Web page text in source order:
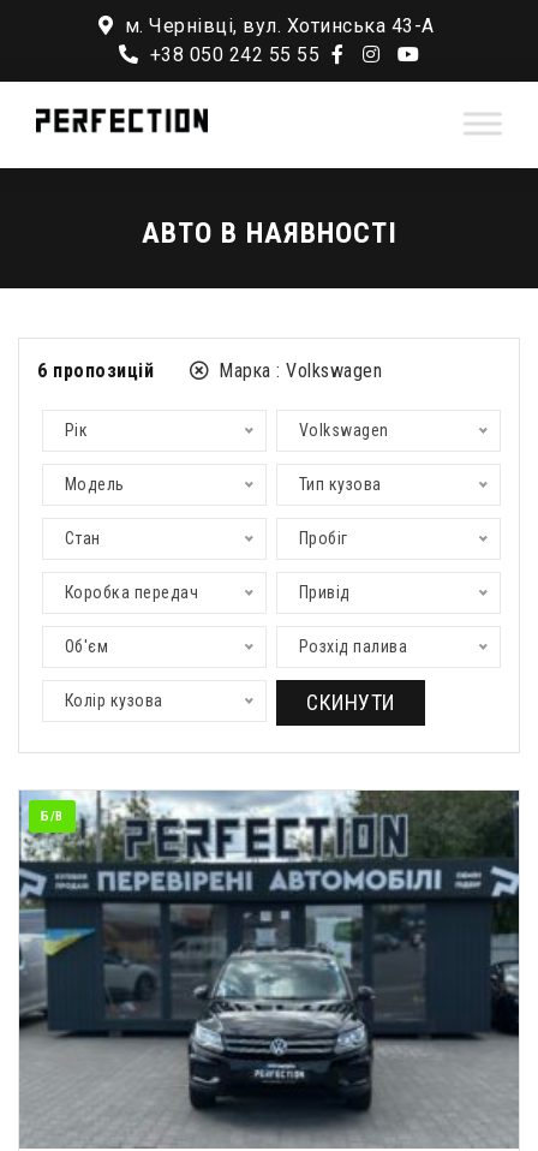
м. Чернівці, вул. Хотинська 43-А
+38 050 242 55 55
АВТО В НАЯВНОСТІ
6 пропозицій Марка : Volkswagen
Рік Volkswagen
Модель Тип кузова
Стан Пробіг
Коробка передач Привід
Об'єм Розхід палива
Колір кузова СКИНУТИ
Б/В